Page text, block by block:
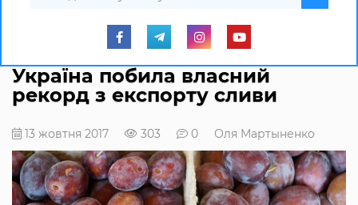
Україна побила власний
рекорд з експорту сливи
13 жовтня 2017 303 0 Оля Мартыненко